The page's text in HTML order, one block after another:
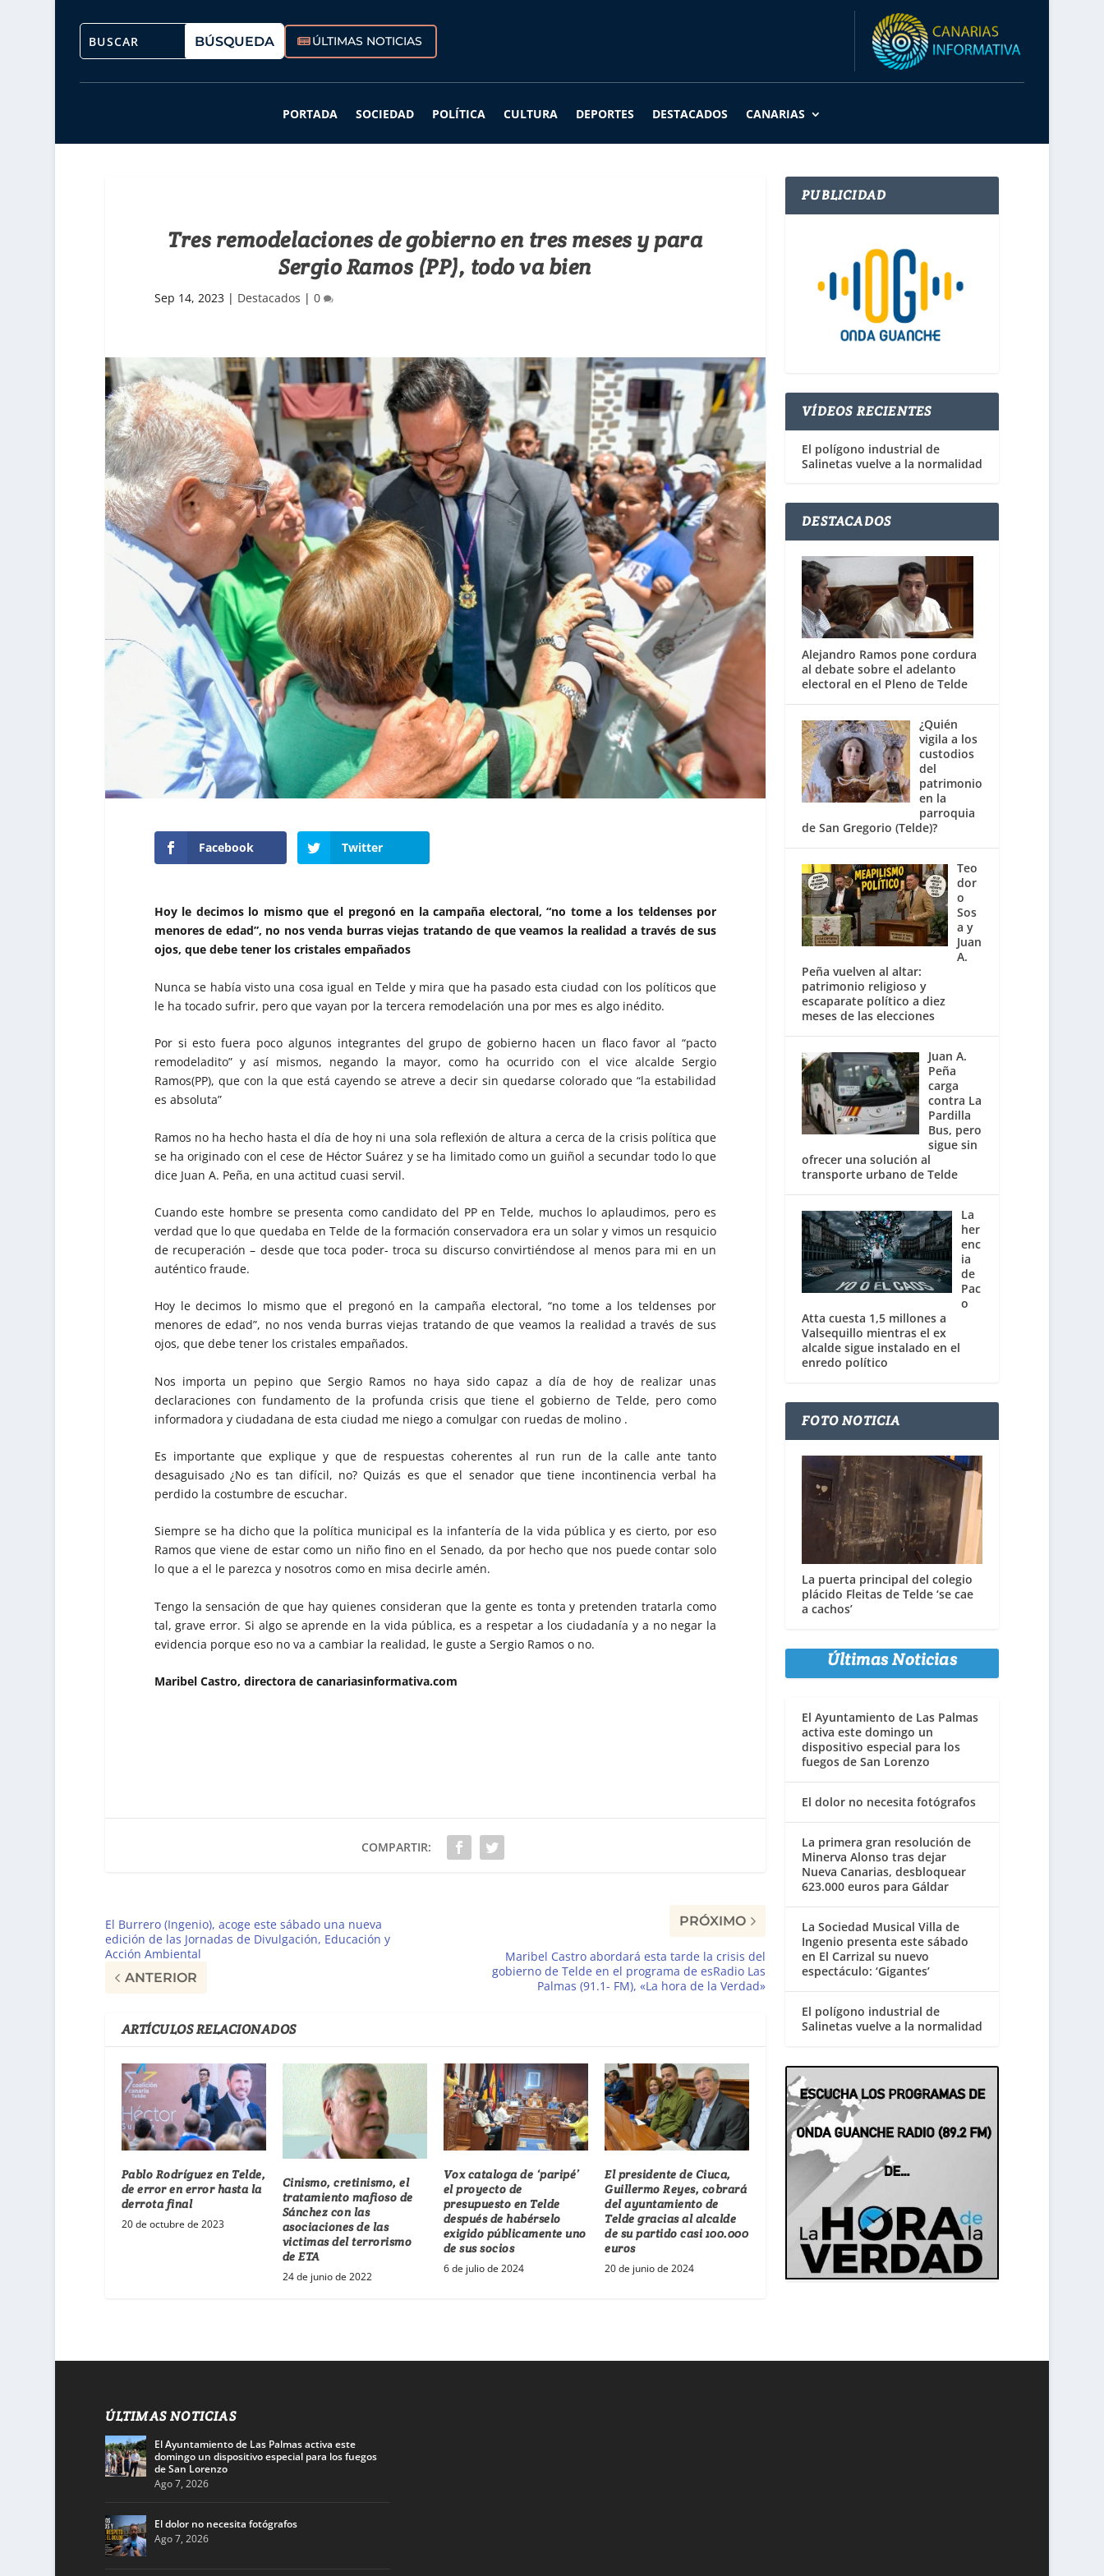
ÚLTIMAS NOTICIAS
PORTADA SOCIEDAD POLÍTICA CULTURA DEPORTES DESTACADOS CANARIAS
Tres remodelaciones de gobierno en tres meses y para
Sergio Ramos (PP), todo va bien
Sep 14, 2023 | Destacados | 0
Facebook Twitter
Hoy le decimos lo mismo que el pregonó en la campaña electoral, “no tome a los teldenses por
menores de edad”, no nos venda burras viejas tratando de que veamos la realidad a través de sus
ojos, que debe tener los cristales empañados
Nunca se había visto una cosa igual en Telde y mira que ha pasado esta ciudad con los políticos que
le ha tocado sufrir, pero que vayan por la tercera remodelación una por mes es algo inédito.
Por si esto fuera poco algunos integrantes del grupo de gobierno hacen un flaco favor al “pacto
remodeladito” y así mismos, negando la mayor, como ha ocurrido con el vice alcalde Sergio
Ramos(PP), que con la que está cayendo se atreve a decir sin quedarse colorado que “la estabilidad
es absoluta”
Ramos no ha hecho hasta el día de hoy ni una sola reflexión de altura a cerca de la crisis política que
se ha originado con el cese de Héctor Suárez y se ha limitado como un guiñol a secundar todo lo que
dice Juan A. Peña, en una actitud cuasi servil.
Cuando este hombre se presenta como candidato del PP en Telde, muchos lo aplaudimos, pero es
verdad que lo que quedaba en Telde de la formación conservadora era un solar y vimos un resquicio
de recuperación – desde que toca poder- troca su discurso convirtiéndose al menos para mi en un
auténtico fraude.
Hoy le decimos lo mismo que el pregonó en la campaña electoral, “no tome a los teldenses por
menores de edad”, no nos venda burras viejas tratando de que veamos la realidad a través de sus
ojos, que debe tener los cristales empañados.
Nos importa un pepino que Sergio Ramos no haya sido capaz a día de hoy de realizar unas
declaraciones con fundamento de la profunda crisis que tiene el gobierno de Telde, pero como
informadora y ciudadana de esta ciudad me niego a comulgar con ruedas de molino .
Es importante que explique y que de respuestas coherentes al run run de la calle ante tanto
desaguisado ¿No es tan difícil, no? Quizás es que el senador que tiene incontinencia verbal ha
perdido la costumbre de escuchar.
Siempre se ha dicho que la política municipal es la infantería de la vida pública y es cierto, por eso
Ramos que viene de estar como un niño fino en el Senado, da por hecho que nos puede contar solo
lo que a el le parezca y nosotros como en misa decirle amén.
Tengo la sensación de que hay quienes consideran que la gente es tonta y pretenden tratarla como
tal, grave error. Si algo se aprende en la vida pública, es a respetar a los ciudadanía y a no negar la
evidencia porque eso no va a cambiar la realidad, le guste a Sergio Ramos o no.
Maribel Castro, directora de canariasinformativa.com
COMPARTIR:
El Burrero (Ingenio), acoge este sábado una nueva
edición de las Jornadas de Divulgación, Educación y
Acción Ambiental
ANTERIOR
PRÓXIMO
Maribel Castro abordará esta tarde la crisis del
gobierno de Telde en el programa de esRadio Las
Palmas (91.1- FM), «La hora de la Verdad»
ARTÍCULOS RELACIONADOS
Pablo Rodríguez en Telde,
de error en error hasta la
derrota final
20 de octubre de 2023
Cinismo, cretinismo, el
tratamiento mafioso de
Sánchez con las
asociaciones de las
victimas del terrorismo
de ETA
24 de junio de 2022
Vox cataloga de ‘paripé’
el proyecto de
presupuesto en Telde
después de habérselo
exigido públicamente uno
de sus socios
6 de julio de 2024
El presidente de Ciuca,
Guillermo Reyes, cobrará
del ayuntamiento de
Telde gracias al alcalde
de su partido casi 100.000
euros
20 de junio de 2024
PUBLICIDAD
VÍDEOS RECIENTES
El polígono industrial de
Salinetas vuelve a la normalidad
DESTACADOS
Alejandro Ramos pone cordura
al debate sobre el adelanto
electoral en el Pleno de Telde
¿Quién
vigila a los
custodios
del
patrimonio
en la
parroquia
de San Gregorio (Telde)?
Teo
dor
o
Sos
a y
Juan
A.
Peña vuelven al altar:
patrimonio religioso y
escaparate político a diez
meses de las elecciones
Juan A.
Peña
carga
contra La
Pardilla
Bus, pero
sigue sin
ofrecer una solución al
transporte urbano de Telde
La
her
enc
ia
de
Pac
o
Atta cuesta 1,5 millones a
Valsequillo mientras el ex
alcalde sigue instalado en el
enredo político
FOTO NOTICIA
La puerta principal del colegio
plácido Fleitas de Telde ‘se cae
a cachos’
Últimas Noticias
El Ayuntamiento de Las Palmas
activa este domingo un
dispositivo especial para los
fuegos de San Lorenzo
El dolor no necesita fotógrafos
La primera gran resolución de
Minerva Alonso tras dejar
Nueva Canarias, desbloquear
623.000 euros para Gáldar
La Sociedad Musical Villa de
Ingenio presenta este sábado
en El Carrizal su nuevo
espectáculo: ‘Gigantes’
El polígono industrial de
Salinetas vuelve a la normalidad
ÚLTIMAS NOTICIAS
El Ayuntamiento de Las Palmas activa este
domingo un dispositivo especial para los fuegos
de San Lorenzo
Ago 7, 2026
El dolor no necesita fotógrafos
Ago 7, 2026